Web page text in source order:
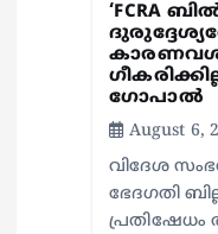
‘FCRA
ഗോപാൽ
August 6,
വിദേശ
ഭേദഗതി
പ്രതിഷേധം